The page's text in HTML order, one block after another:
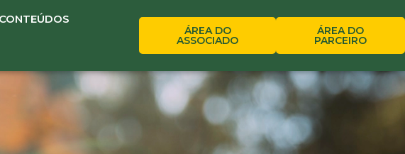
CONTEÚDOS
ÁREA DO
ASSOCIADO
ÁREA DO
PARCEIRO